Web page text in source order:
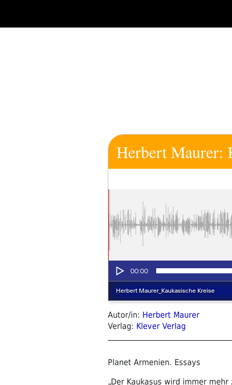
springen
Herbert Maurer:
Autor/in: Herbert Maurer
Verlag: Klever Verlag
Planet Armenien. Essays
„Der Kaukasus wird immer